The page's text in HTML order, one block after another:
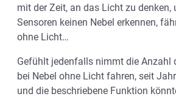
mit der Zeit, an das Licht zu denken,
Sensoren keinen Nebel erkennen,
ohne Licht…
Gefühlt jedenfalls nimmt die Anzahl
bei Nebel ohne Licht fahren, seit
und die beschriebene Funktion